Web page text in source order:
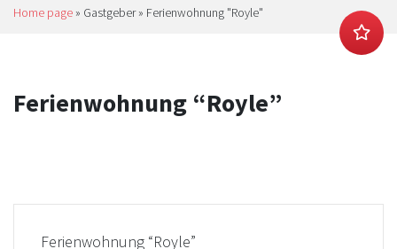
Home page » Gastgeber» Ferienwohnung "Royle"
Ferienwohnung “Royle”
Ferienwohnung “Royle”